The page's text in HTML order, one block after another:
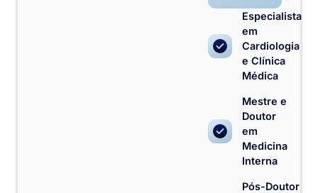
Especialista
em
Cardiologia
e Clínica
Médica
Mestre e
Doutor
em
Medicina
Interna
Pós-Doutor